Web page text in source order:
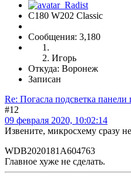
C180 W202 Classic
Сообщения: 3,180
Игорь
Откуда: Воронеж
Записан
Re: Погасла подсветка
#12
09 февраля 2020, 10:02:14
Извените, микросхему сразу
WDB2020181A604763
Главное хуже не сделать.